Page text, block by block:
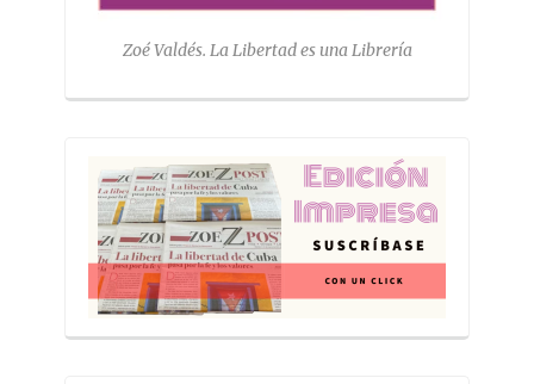
Zoé Valdés. La Libertad es una Librería